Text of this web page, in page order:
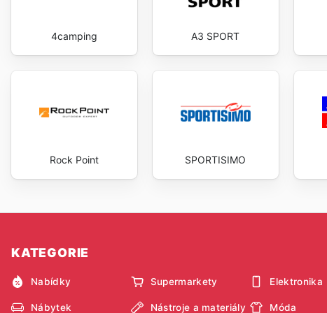
4camping A3 SPORT
Rock Point SPORTISIMO
KATEGORIE
Nabídky Supermarkety Elektronika
Nábytek Nástroje a materiály Móda